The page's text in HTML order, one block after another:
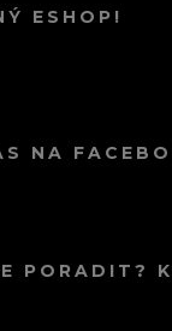
ESHOP!
NA
PORADIT?